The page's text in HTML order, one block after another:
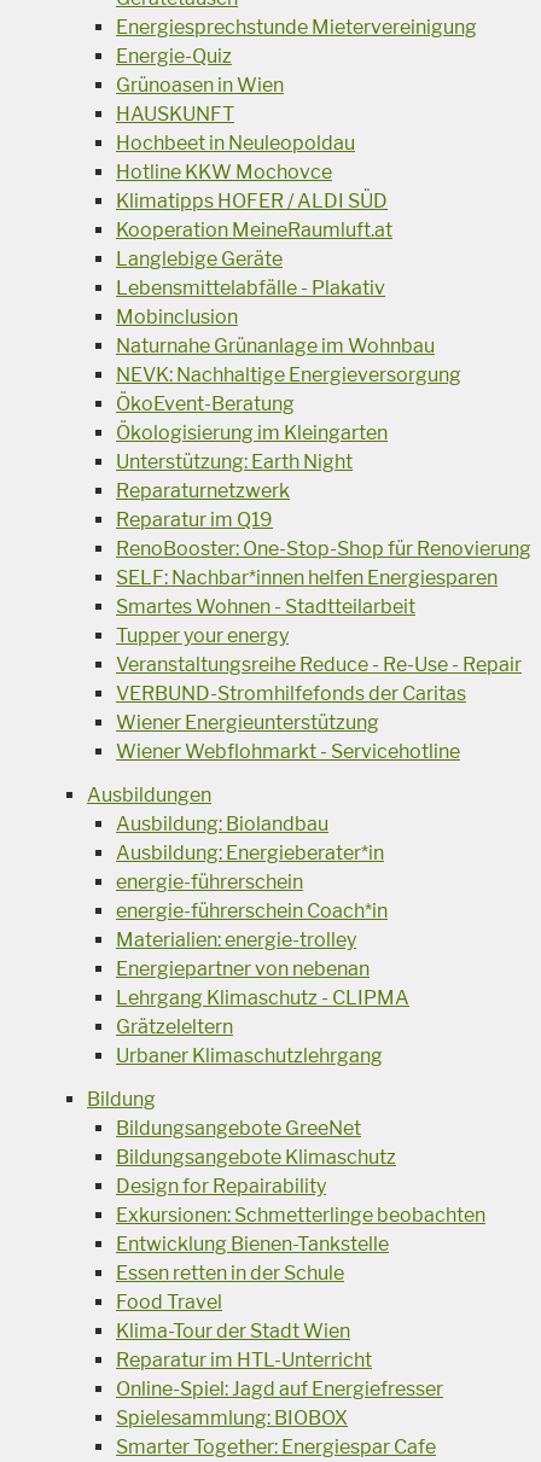
Energiesprechstunde Mietervereinigung
Energie-Quiz
Grünoasen in Wien
HAUSKUNFT
Hochbeet in Neuleopoldau
Hotline KKW Mochovce
Klimatipps HOFER / ALDI SÜD
Kooperation MeineRaumluft.at
Langlebige Geräte
Lebensmittelabfälle - Plakativ
Mobinclusion
Naturnahe Grünanlage im Wohnbau
NEVK: Nachhaltige Energieversorgung
ÖkoEvent-Beratung
Ökologisierung im Kleingarten
Unterstützung: Earth Night
Reparaturnetzwerk
Reparatur im Q19
RenoBooster: One-Stop-Shop für Renovierung
SELF: Nachbar*innen helfen Energiesparen
Smartes Wohnen - Stadtteilarbeit
Tupper your energy
Veranstaltungsreihe Reduce - Re-Use - Repair
VERBUND-Stromhilfefonds der Caritas
Wiener Energieunterstützung
Wiener Webflohmarkt - Servicehotline
Ausbildungen
Ausbildung: Biolandbau
Ausbildung: Energieberater*in
energie-führerschein
energie-führerschein Coach*in
Materialien: energie-trolley
Energiepartner von nebenan
Lehrgang Klimaschutz - CLIPMA
Grätzeleltern
Urbaner Klimaschutzlehrgang
Bildung
Bildungsangebote GreeNet
Bildungsangebote Klimaschutz
Design for Repairability
Exkursionen: Schmetterlinge beobachten
Entwicklung Bienen-Tankstelle
Essen retten in der Schule
Food Travel
Klima-Tour der Stadt Wien
Reparatur im HTL-Unterricht
Online-Spiel: Jagd auf Energiefresser
Spielesammlung: BIOBOX
Smarter Together: Energiespar Cafe